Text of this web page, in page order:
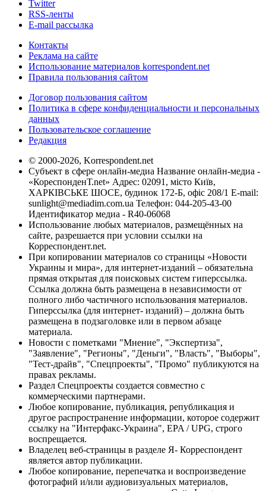
Twitter
RSS-ленты
E-mail рассылка
Контакты
Реклама на сайте
Использование материалов korrespondent.net
Правила пользования сайтом
Договор пользования сайтом
Политика в сфере конфиденциальности и персональных
данных
Пользовательское соглашение
Редакция
© 2000-2026, Korrespondent.net
Субъект в сфере онлайн-медиа Название онлайн-медиа -
«КореспонденТ.net» Адрес: 02091, місто Київ,
ХАРКІВСЬКЕ ШОСЕ, будинок 172-Б, офіс 208/1 E-mail:
sunlight@mediadim.com.ua Телефон: 044-205-43-00
Идентификатор медиа - R40-06068
Использование любых материалов, размещённых на
сайте, разрешается при условии ссылки на
Корреспондент.net.
При копировании материалов со страницы «Новости
Украины и мира», для интернет-изданий – обязательна
прямая открытая для поисковых систем гиперссылка.
Ссылка должна быть размещена в независимости от
полного либо частичного использования материалов.
Гиперссылка (для интернет- изданий) – должна быть
размещена в подзаголовке или в первом абзаце
материала.
Новости с пометками "Мнение", "Экспертиза",
"Заявление", "Регионы", "Деньги", "Власть", "Выборы",
"Тест-драйв", "Спецпроекты", "Промо" публикуются на
правах рекламы.
Раздел Спецпроекты создается совместно с
коммерческими партнерами.
Любое копирование, публикация, републикация и
другое распространение информации, которое содержит
ссылку на "Интерфакс-Украина", EPA / UPG, строго
воспрещается.
Владелец веб-страницы в разделе Я- Корреспондент
является автор публикации.
Любое копирование, перепечатка и воспроизведение
фотографий и/или аудиовизуальных материалов,